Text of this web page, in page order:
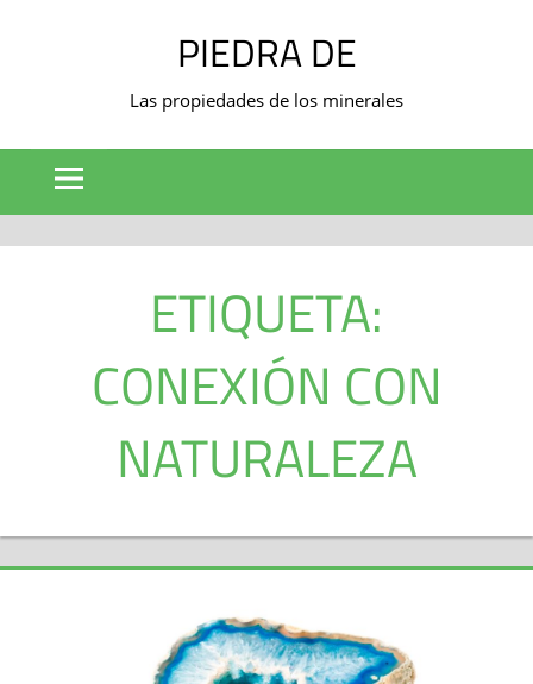
PIEDRA DE
Las propiedades de los minerales
ETIQUETA:
CONEXIÓN CON
NATURALEZA